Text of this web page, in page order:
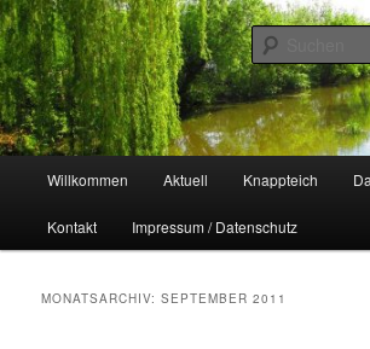
Zum
primären
Inhalt
springen
Zum
sekundären
Inhalt
springenUnser Knappteich
Naherholungsgebiet im Chemnitzer Yorckgebiet
Willkommen Aktuell Knappteich
Kontakt Impressum / Datenschutz
MONATSARCHIV:SEPTEMBER 2011